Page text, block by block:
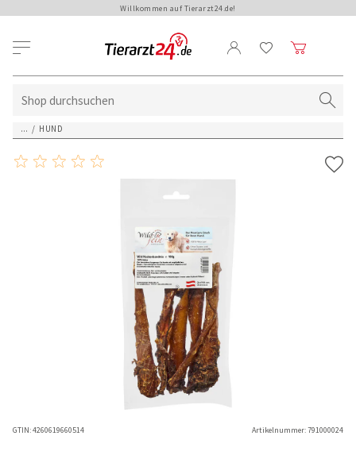
Willkommen auf Tierarzt24.de!
... / HUND
GTIN:4260619660514 Artikelnummer:791000024